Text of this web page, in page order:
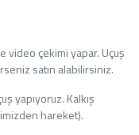
video çekimi yapar. Uçuş
satın alabilirsiniz.
yapıyoruz. Kalkış
hareket).